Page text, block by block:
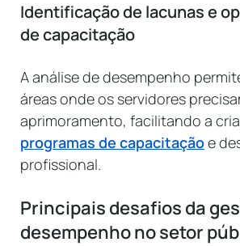
Identificação de lacunas e
de capacitação
A análise de desempenho
áreas onde os servidores
aprimoramento, facilitando a
programas de capacitaçãoe
profissional.
Principais desafios da
desempenho no setor